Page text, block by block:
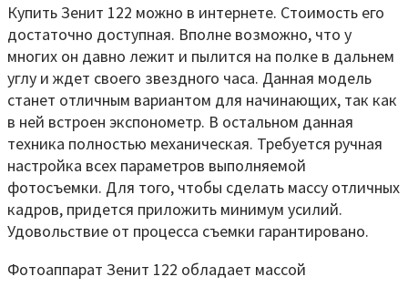
Купить Зенит 122 можно в интернете. Стоимость его
достаточно доступная. Вполне возможно, что у
многих он давно лежит и пылится на полке в дальнем
углу и ждет своего звездного часа. Данная модель
станет отличным вариантом для начинающих, так как
в ней встроен экспонометр. В остальном данная
техника полностью механическая. Требуется ручная
настройка всех параметров выполняемой
фотосъемки. Для того, чтобы сделать массу отличных
кадров, придется приложить минимум усилий.
Удовольствие от процесса съемки гарантировано.
Фотоаппарат Зенит 122 обладает массой